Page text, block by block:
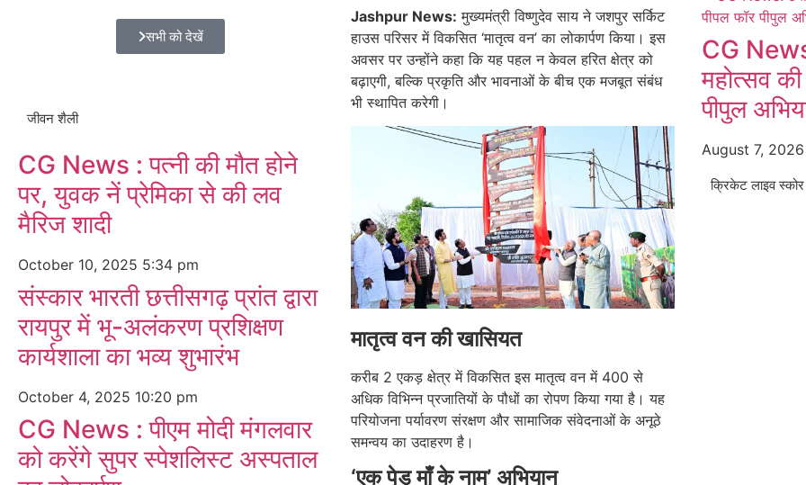
सभी को देखें
जीवन शैली
CG News : पत्नी की मौत होने
पर, युवक नें प्रेमिका से की लव
मैरिज शादी
October 10, 2025 5:34 pm
संस्कार भारती छत्तीसगढ़ प्रांत द्वारा
रायपुर में भू-अलंकरण प्रशिक्षण
कार्यशाला का भव्य शुभारंभ
October 4, 2025 10:20 pm
CG News : पीएम मोदी मंगलवार
को करेंगे सुपर स्पेशलिस्ट अस्पताल
Jashpur News: मुख्यमंत्री विष्णुदेव साय ने जशपुर सर्किट
हाउस परिसर में विकसित ‘मातृत्व वन’ का लोकार्पण किया। इस
अवसर पर उन्होंने कहा कि यह पहल न केवल हरित क्षेत्र को
बढ़ाएगी, बल्कि प्रकृति और भावनाओं के बीच एक मजबूत संबंध
भी स्थापित करेगी।
मातृत्व वन की खासियत
करीब 2 एकड़ क्षेत्र में विकसित इस मातृत्व वन में 400 से
अधिक विभिन्न प्रजातियों के पौधों का रोपण किया गया है। यह
परियोजना पर्यावरण संरक्षण और सामाजिक संवेदनाओं के अनूठे
समन्वय का उदाहरण है।
‘एक पेड़ माँ के नाम’ अभियान
CG
महोत्सव
पीपुल
August 7,
क्रिकेट लाइव स्कोर